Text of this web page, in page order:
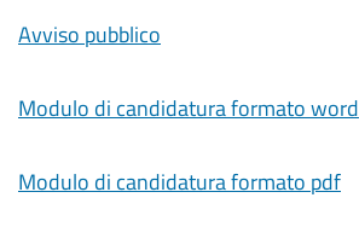
Avviso pubblico
Modulo di candidatura formato word
Modulo di candidatura formato pdf